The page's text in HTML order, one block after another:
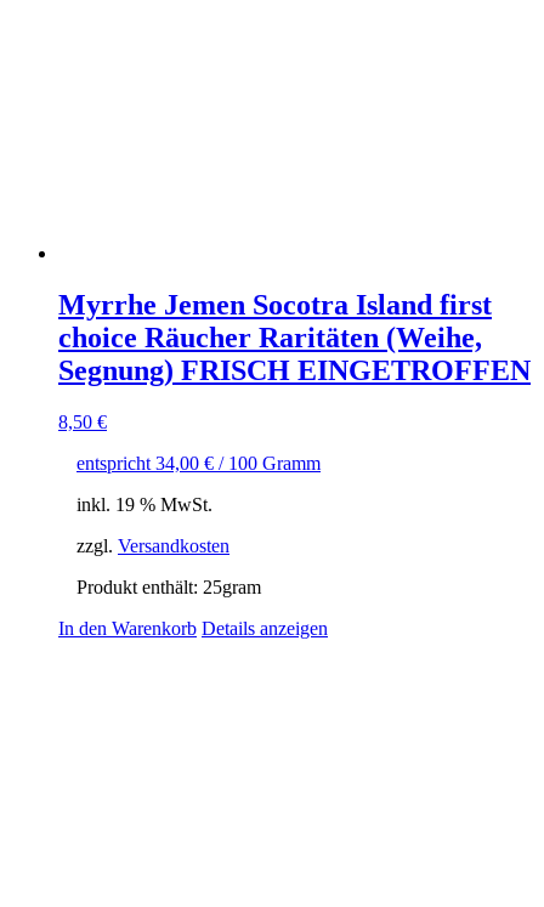
Myrrhe Jemen Socotra Island first
choice Räucher Raritäten (Weihe,
Segnung) FRISCH EINGETROFFEN
8,50 €
entspricht 34,00 € / 100 Gramm
inkl. 19 % MwSt.
zzgl. Versandkosten
Produkt enthält: 25gram
In den Warenkorb Details anzeigen